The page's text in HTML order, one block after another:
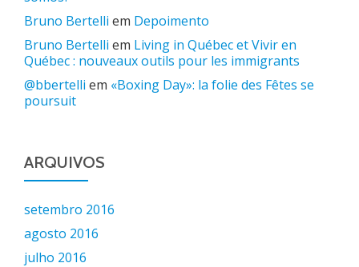
Bruno Bertelli em Depoimento
Bruno Bertelli em Living in Québec et Vivir en
Québec : nouveaux outils pour les immigrants
@bbertelli em «Boxing Day»: la folie des Fêtes se
poursuit
ARQUIVOS
setembro 2016
agosto 2016
julho 2016